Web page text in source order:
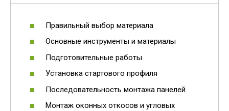
Правильный выбор материала
Основные инструменты и материалы
Подготовительные работы
Установка стартового профиля
Последовательность монтажа панелей
Монтаж оконных откосов и угловых